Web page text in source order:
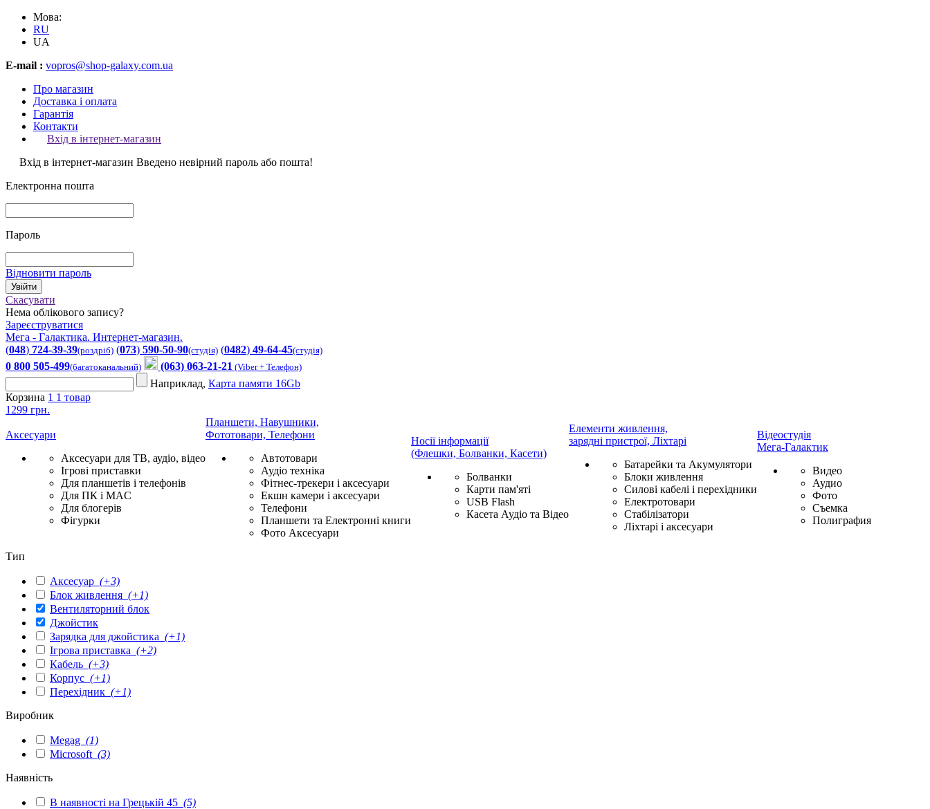
Мова:
RU
UA
E-mail : vopros@shop-galaxy.com.ua
Про магазин
Доставка і оплата
Гарантія
Контакти
Вхід в інтернет-магазин
Вхід в інтернет-магазин Введено невірний пароль або пошта!
Електронна пошта
Пароль
Відновити пароль
Скасувати
Нема облікового запису?
Зареєструватися
Мега - Галактика. Интернет-магазин.
(048) 724-39-39(роздріб) (073) 590-50-90(студія) (0482) 49-64-45(студія)
0 800 505-499(багатоканальний) (063) 063-21-21 (Viber + Телефон)
Наприклад, Карта памяти 16Gb
Корзина 1 1 товар
1299 грн.
Аксесуари
Аксесуари для ТВ, аудіо, відео
Ігрові приставки
Для планшетів і телефонів
Для ПК і MAC
Для блогерів
Фігурки
Планшети, Навушники,
Фототовари, Телефони
Автотовари
Аудіо техніка
Фітнес-трекери і аксесуари
Екшн камери і аксесуари
Телефони
Планшети та Електронні книги
Фото Аксесуари
Носії інформації
(Флешки, Болванки, Касети)
Болванки
Карти пам'яті
USB Flash
Касета Аудіо та Відео
Елементи живлення,
зарядні пристрої, Ліхтарі
Батарейки та Акумулятори
Блоки живлення
Силові кабелі і перехідники
Електротовари
Стабілізатори
Ліхтарі і аксесуари
Відеостудія
Мега-Галактик
Видео
Аудио
Фото
Съемка
Полиграфия
Тип
Аксесуар (+3)
Блок живлення (+1)
Вентиляторний блок
Джойстик
Зарядка для джойстика (+1)
Ігрова приставка (+2)
Кабель (+3)
Корпус (+1)
Перехідник (+1)
Виробник
Megag (1)
Microsoft (3)
Наявність
В наявності на Грецькій 45 (5)